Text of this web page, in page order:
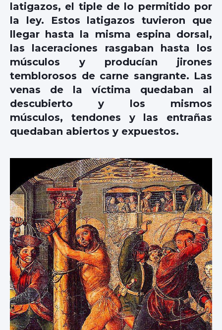
latigazos, el tiple de lo permitido por
la ley. Estos latigazos tuvieron que
llegar hasta la misma espina dorsal,
las laceraciones rasgaban hasta los
músculos y producían jirones
temblorosos de carne sangrante. Las
venas de la víctima quedaban al
descubierto y los mismos
músculos, tendones y las entrañas
quedaban abiertos y expuestos.